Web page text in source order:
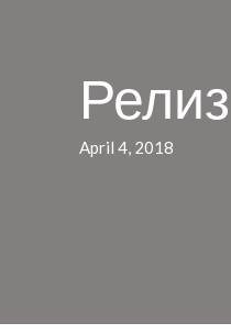
April 4, 2018